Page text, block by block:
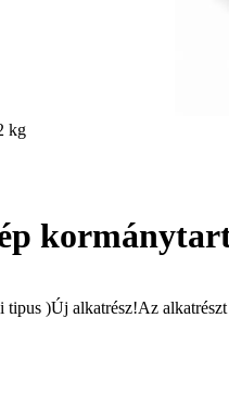
kg
)Új alkatrész!Az alkatrészt